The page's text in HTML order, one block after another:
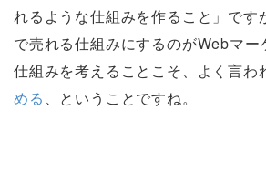
れるような仕組みを作ること」です
で売れる仕組みにするのがWebマー
仕組みを考えることこそ、よく言わ
める 、ということですね。